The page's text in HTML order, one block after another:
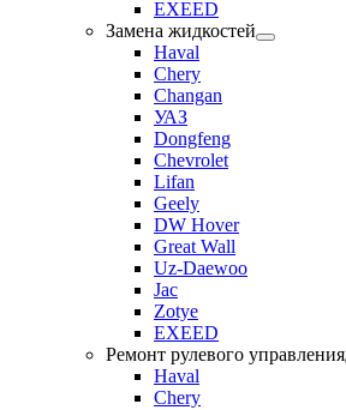
EXEED
Замена жидкостей
Haval
Chery
Changan
УАЗ
Dongfeng
Chevrolet
Lifan
Geely
DW Hover
Great Wall
Uz-Daewoo
Jac
Zotye
EXEED
Ремонт рулевого управления
Haval
Chery